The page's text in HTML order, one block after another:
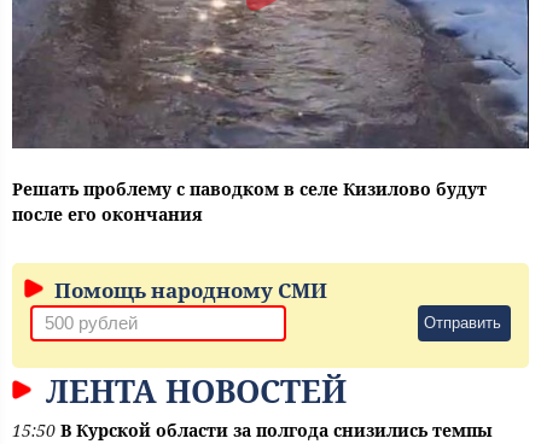
Решать проблему с паводком в селе Кизилово будут
после его окончания
Помощь народному СМИ
Отправить
ЛЕНТА НОВОСТЕЙ
15:50 В Курской области за полгода снизились темпы